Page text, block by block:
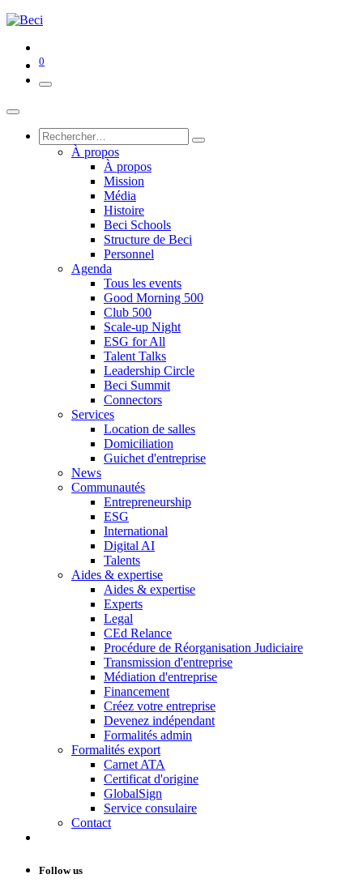
0
À propos
À propos
Mission
Média
Histoire
Beci Schools
Structure de Beci
Personnel
Agenda
Tous les events
Good Morning 500
Club 500
Scale-up Night
ESG for All
Talent Talks
Leadership Circle
Beci Summit
Connectors
Services
Location de salles
Domiciliation
Guichet d'entreprise
News
Communautés
Entrepreneurship
ESG
International
Digital AI
Talents
Aides & expertise
Aides & expertise
Experts
Legal
CEd Relance
Procédure de Réorganisation Judiciaire
Transmission d'entreprise
Médiation d'entreprise
Financement
Créez votre entreprise
Devenez indépendant
Formalités admin
Formalités export
Carnet ATA
Certificat d'origine
GlobalSign
Service consulaire
Contact
Follow us